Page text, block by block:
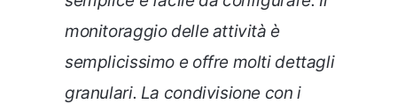
monitoraggio delle attività è
semplicissimo e offre molti dettagli
granulari. La condivisione con i